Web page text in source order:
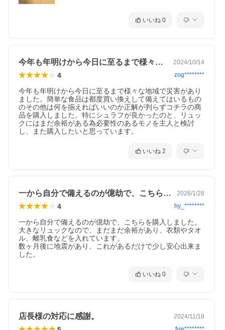
いいね 0
今年も年明けから今日に至るまで様々な地… 2024/10/14
4 zog********
今年も年明けから今日に至るまで様々な地域で災害があり
ました。簡単な食品は都度買い換えして備えてはいるもの
のその他は何を揃えればいいのか正解が判らずコチラの商
品を購入しました。特にシュラフが良かったのと、リュッ
クにはまだ余裕がある為必要性のあるモノを主人と検討
し、また購入したいと思っています。
いいね 2
一から自分で備えるのが億劫で、こちらを… 2026/1/28
4 hy_********
一から自分で備えるのが億劫で、こちらを購入しました。
大きなリュックなので、まだまだ余裕があり、衣類やタオ
ル、離乳食などを入れています。
数ヶ月後に地震があり、これがあるだけで少し安心出来ま
した。
いいね 0
店長様の対応に感謝。 2024/11/18